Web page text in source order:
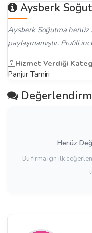
Aysberk
Aysberk Soğutma henüz
paylaşmamıştır. Profili
Hizmet Verdiği
Panjur Tamiri
Henüz
Bu firma için ilk